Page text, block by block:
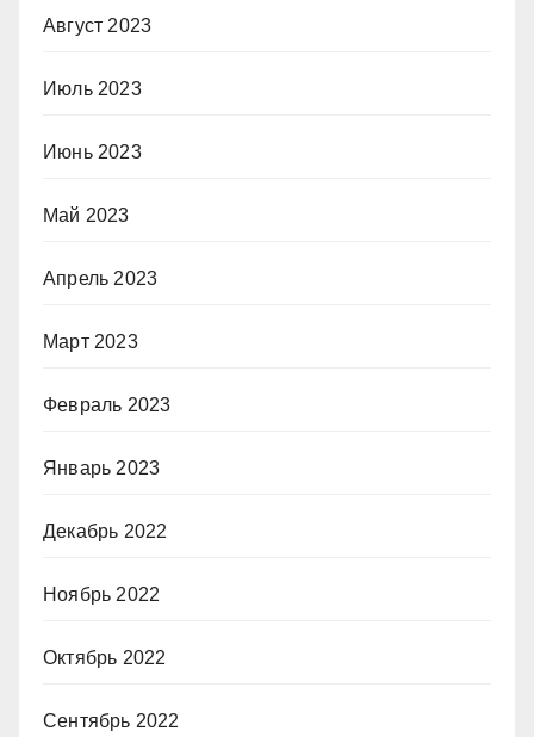
Август 2023
Июль 2023
Июнь 2023
Май 2023
Апрель 2023
Март 2023
Февраль 2023
Январь 2023
Декабрь 2022
Ноябрь 2022
Октябрь 2022
Сентябрь 2022